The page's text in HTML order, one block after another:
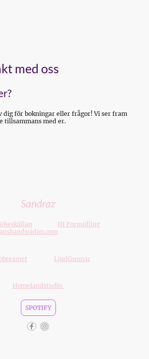
med oss
dig för bokningar eller frågor! Vi ser fram
tillsammans med er.
Sandraz
JH Formidling
LjudGunnar
Homelandstudio
SPOTIFY